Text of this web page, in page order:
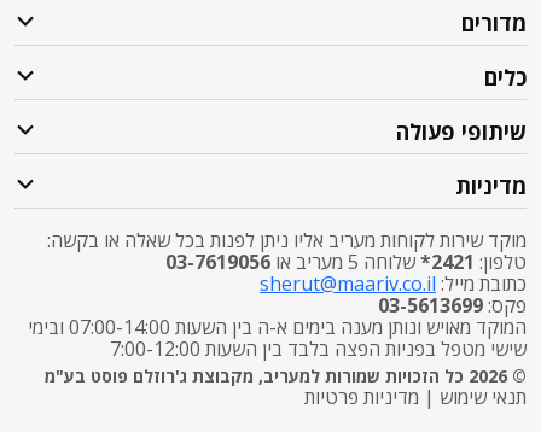
מדורים
כלים
שיתופי פעולה
מדיניות
מוקד שירות לקוחות מעריב אליו ניתן לפנות בכל שאלה או בקשה:
טלפון: 2421* שלוחה 5 מעריב או
03-7619056
כתובת מייל: sherut@maariv.co.il
פקס:03-5613699
המוקד מאויש ונותן מענה בימים א-ה בין השעות 07:00-14:00 ובימי
שישי מטפל בפניות הפצה בלבד בין השעות 7:00-12:00
© 2026 כל הזכויות שמורות למעריב, מקבוצת ג'רוזלם פוסט בע"מ
תנאי שימוש | מדיניות פרטיות